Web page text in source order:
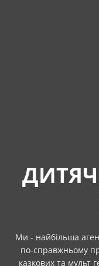
Ми - найбільша
по-справжньому
казкових та мульт